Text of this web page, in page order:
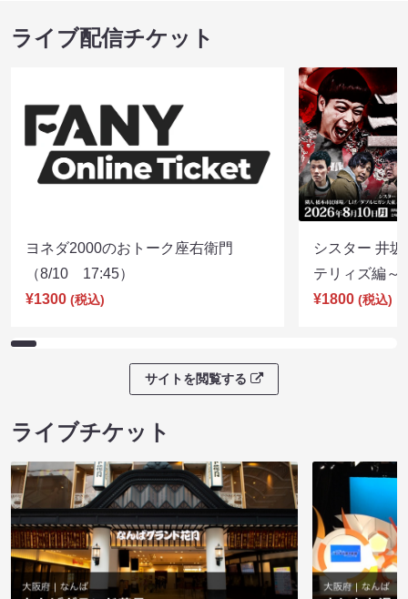
ライブ配信チケット
ヨネダ2000のおトーク座右衛門
（8/10 17:45）
¥1300 (税込)
シスター 井
テリィズ編
¥1800 (税込)
サイトを閲覧する
ライブチケット